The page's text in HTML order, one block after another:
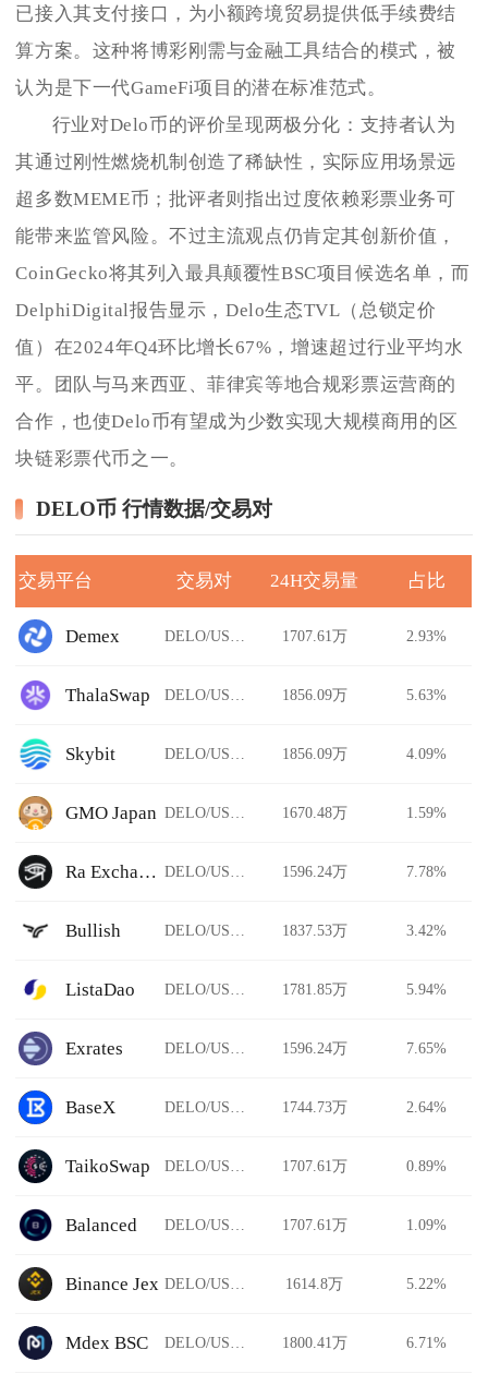
已接入其支付接口，为小额跨境贸易提供低手续费结
算方案。这种将博彩刚需与金融工具结合的模式，被
认为是下一代GameFi项目的潜在标准范式。
行业对Delo币的评价呈现两极分化：支持者认为
其通过刚性燃烧机制创造了稀缺性，实际应用场景远
超多数MEME币；批评者则指出过度依赖彩票业务可
能带来监管风险。不过主流观点仍肯定其创新价值，
CoinGecko将其列入最具颠覆性BSC项目候选名单，而
DelphiDigital报告显示，Delo生态TVL（总锁定价
值）在2024年Q4环比增长67%，增速超过行业平均水
平。团队与马来西亚、菲律宾等地合规彩票运营商的
合作，也使Delo币有望成为少数实现大规模商用的区
块链彩票代币之一。
DELO币 行情数据/交易对
交易平台 交易对 24H交易量 占比
Demex 1707.61万 2.93%
ThalaSwap 1856.09万 5.63%
Skybit 1856.09万 4.09%
GMO Japan 1670.48万 1.59%
Ra Exchange 1596.24万 7.78%
Bullish 1837.53万 3.42%
ListaDao 1781.85万 5.94%
Exrates 1596.24万 7.65%
BaseX 1744.73万 2.64%
TaikoSwap 1707.61万 0.89%
Balanced 1707.61万 1.09%
Binance Jex 1614.8万 5.22%
Mdex BSC 1800.41万 6.71%